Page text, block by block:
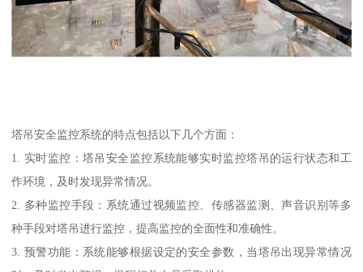
塔吊安全监控系统的特点包括以下几个方面：
1. 实时监控：塔吊安全监控系统能够实时监控塔吊的运行状态和工
作环境，及时发现异常情况。
2. 多种监控手段：系统通过视频监控、传感器监测、声音识别等多
种手段对塔吊进行监控，提高监控的全面性和准确性。
3. 预警功能：系统能够根据设定的安全参数，当塔吊出现异常情况